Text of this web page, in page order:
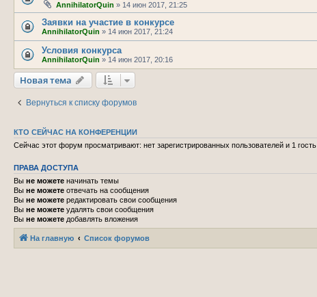
AnnihilatorQuin » 14 июн 2017, 21:25
Заявки на участие в конкурсе
AnnihilatorQuin » 14 июн 2017, 21:24
Условия конкурса
AnnihilatorQuin » 14 июн 2017, 20:16
Новая тема
Вернуться к списку форумов
КТО СЕЙЧАС НА КОНФЕРЕНЦИИ
Сейчас этот форум просматривают: нет зарегистрированных пользователей и 1 гость
ПРАВА ДОСТУПА
Вы не можете начинать темы
Вы не можете отвечать на сообщения
Вы не можете редактировать свои сообщения
Вы не можете удалять свои сообщения
Вы не можете добавлять вложения
На главную Список форумов